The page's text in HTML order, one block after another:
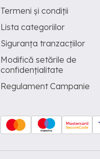
Termeni și condiții
Lista categoriilor
Siguranța tranzacțiilor
Modifică setările de
confidențialitate
Regulament Campanie